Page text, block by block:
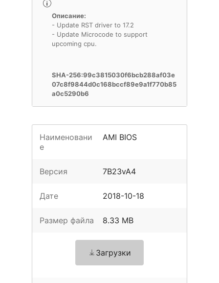
Описание:
- Update RST driver to 17.2
- Update Microcode to support
upcoming cpu.
SHA-256:99c3815030f6bcb288af03e
07c8f9844d0c168bccf89e9a1f770b85
a0c5290b6
Наименовани
е
AMI BIOS
Версия 7B23vA4
Дате 2018-10-18
Размер файла 8.33 MB
Загрузки